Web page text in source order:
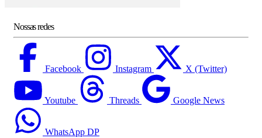
Nossas redes
Facebook Instagram X (Twitter)
Youtube Threads Google News
WhatsApp DP